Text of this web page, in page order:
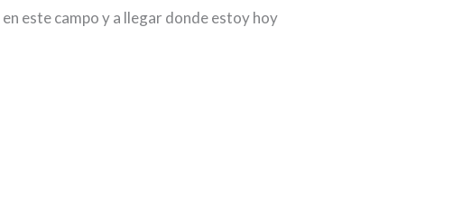
este campo y a llegar donde estoy hoy